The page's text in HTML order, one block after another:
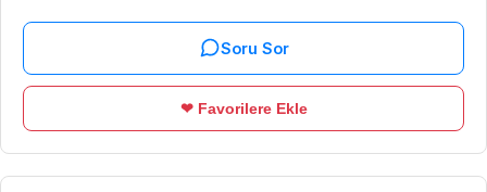
Soru Sor
❤ Favorilere Ekle